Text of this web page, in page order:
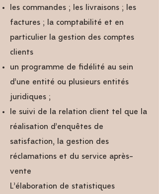
les commandes ; les livraisons ; les
factures ; la comptabilité et en
particulier la gestion des comptes
clients
un programme de fidélité au sein
d’une entité ou plusieurs entités
juridiques ;
le suivi de la relation client tel que la
réalisation d’enquêtes de
satisfaction, la gestion des
réclamations et du service après-
vente
L’élaboration de statistiques